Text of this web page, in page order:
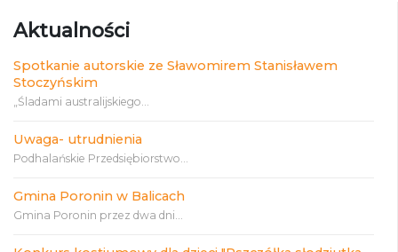
Aktualności
Spotkanie autorskie ze Sławomirem Stanisławem
Stoczyńskim
„Śladami australijskiego...
Uwaga- utrudnienia
Podhalańskie Przedsiębiorstwo...
Gmina Poronin w Balicach
Gmina Poronin przez dwa dni...